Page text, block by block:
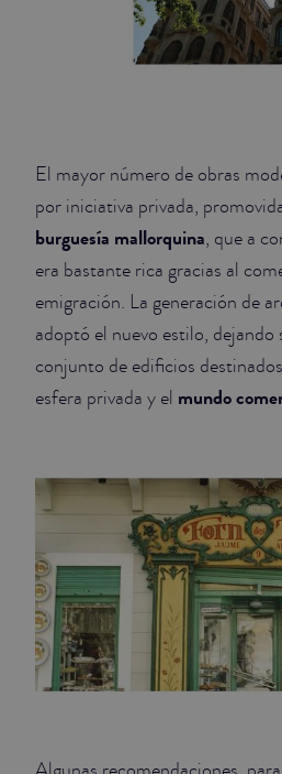
El mayor número de obras
por iniciativa privada,
burguesía mallorquina, que a
era bastante rica gracias al
emigración. La generación de
adoptó el nuevo estilo,
conjunto de edificios
esfera privada y el mundo